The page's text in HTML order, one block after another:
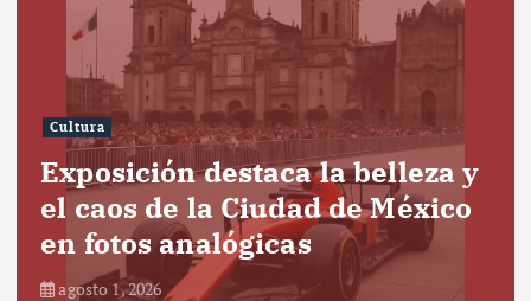
Cultura
Exposición destaca la belleza y
el caos de la Ciudad de México
en fotos analógicas
agosto 1, 2026